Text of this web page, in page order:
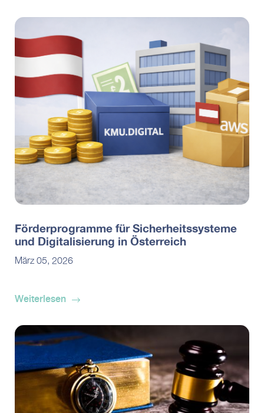
Förderprogramme für Sicherheitssysteme
und Digitalisierung in Österreich
März 05, 2026
Weiterlesen